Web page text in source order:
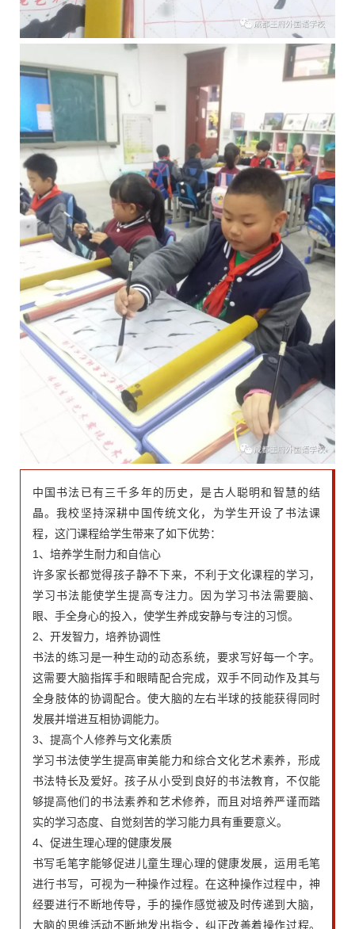
中国书法已有三千多年的历史，是古人聪明和智慧的结
晶。我校坚持深耕中国传统文化，为学生开设了书法课
程，这门课程给学生带来了如下优势：
1、培养学生耐力和自信心
许多家长都觉得孩子静不下来，不利于文化课程的学习，
学习书法能使学生提高专注力。因为学习书法需要脑、
眼、手全身心的投入，使学生养成安静与专注的习惯。
2、开发智力，培养协调性
书法的练习是一种生动的动态系统，要求写好每一个字。
这需要大脑指挥手和眼睛配合完成，双手不同动作及其与
全身肢体的协调配合。使大脑的左右半球的技能获得同时
发展并增进互相协调能力。
3、提高个人修养与文化素质
学习书法使学生提高审美能力和综合文化艺术素养，形成
书法特长及爱好。孩子从小受到良好的书法教育，不仅能
够提高他们的书法素养和艺术修养，而且对培养严谨而踏
实的学习态度、自觉刻苦的学习能力具有重要意义。
4、促进生理心理的健康发展
书写毛笔字能够促进儿童生理心理的健康发展，运用毛笔
进行书写，可视为一种操作过程。在这种操作过程中，神
经要进行不断地传导，手的操作感觉被及时传递到大脑，
大脑的思维活动不断地发出指令，纠正改善着操作过程。